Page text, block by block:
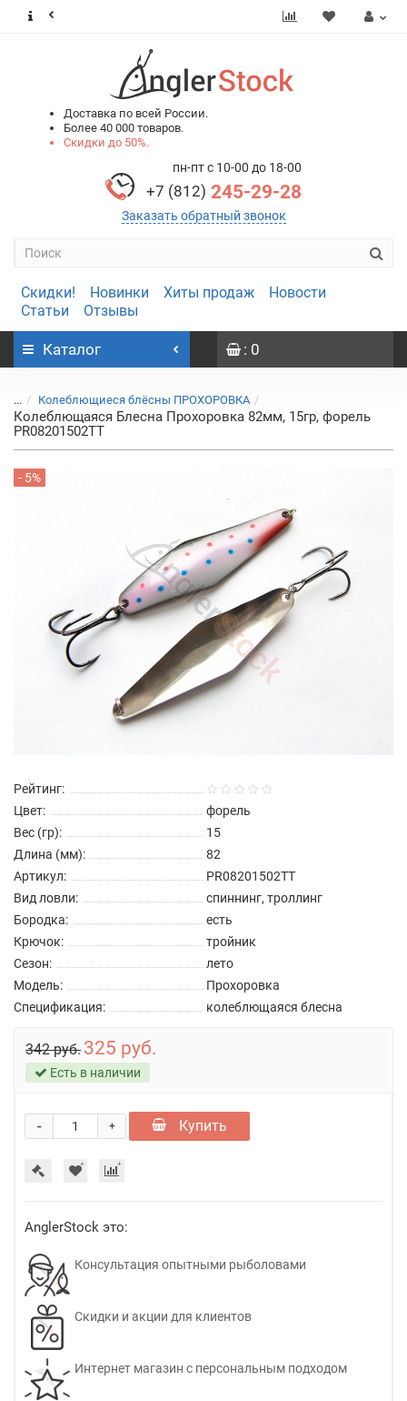
Доставка по всей России.
Более 40 000 товаров.
Скидки до 50%.
пн-пт с 10-00 до 18-00
+7 (812) 245-29-28
Заказать обратный звонок
Скидки! Новинки Хиты продаж
Новости
Статьи
Отзывы
Каталог : 0
... Колеблющиеся блёсны ПРОХОРОВКА
Колеблющаяся Блесна Прохоровка 82мм, 15гр, форель
PR08201502TT
- 5%
Рейтинг:
Цвет:
форель
Вес (гр):
15
Длина (мм):
82
Артикул:
PR08201502TT
Вид ловли:
спиннинг, троллинг
Бородка:
есть
Крючок:
тройник
Сезон:
лето
Модель:
Прохоровка
Спецификация:
колеблющаяся блесна
342 руб. 325 руб.
Есть в наличии
+
- Купить
AnglerStock это:
Консультация опытными рыболовами
Скидки и акции для клиентов
Интернет магазин с персональным подходом